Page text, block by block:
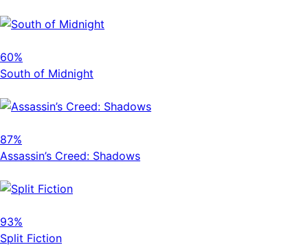
60%
South of Midnight
87%
Assassin’s Creed: Shadows
93%
Split Fiction